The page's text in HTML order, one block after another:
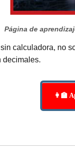
Página de
calculadora, no
decimales.
👩‍🏫